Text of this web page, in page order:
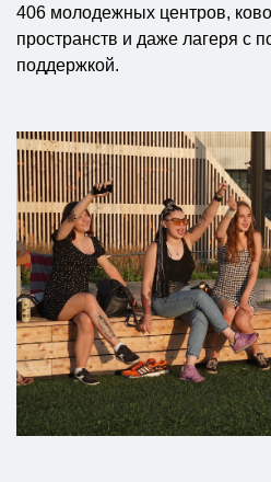
406 молодежных центров,
пространств и даже лагеря с
поддержкой.